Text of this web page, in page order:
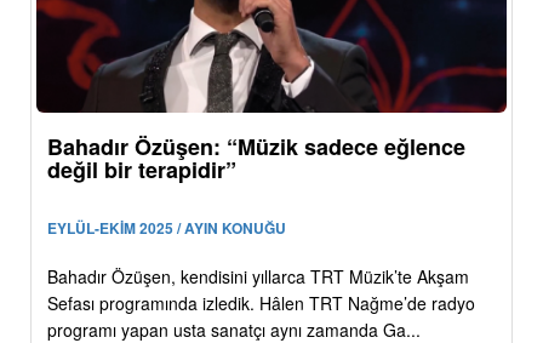
Bahadır Özüşen: “Müzik sadece eğlence
değil bir terapidir”
EYLÜL-EKİM 2025 / AYIN KONUĞU
Bahadır Özüşen, kendisini yıllarca TRT Müzik’te Akşam
Sefası programında izledik. Hâlen TRT Nağme’de radyo
programı yapan usta sanatçı aynı zamanda Ga...